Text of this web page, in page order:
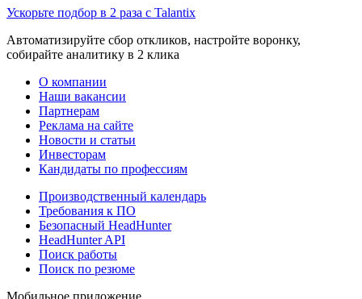
Ускорьте подбор в 2 раза с Talantix
Автоматизируйте сбор откликов, настройте воронку,
собирайте аналитику в 2 клика
О компании
Наши вакансии
Партнерам
Реклама на сайте
Новости и статьи
Инвесторам
Кандидаты по профессиям
Производственный календарь
Требования к ПО
Безопасный HeadHunter
HeadHunter API
Поиск работы
Поиск по резюме
Мобильное приложение